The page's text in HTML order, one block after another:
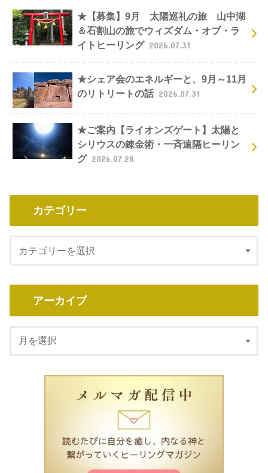
★【募集】9月 太陽巡礼の旅 山中湖
＆石割山の旅でウィズダム・オブ・ラ
イトヒーリング 2026.07.31
★シェア会のエネルギーと、9月～11月
のリトリートの話 2026.07.31
★ご案内【ライオンズゲート】太陽と
シリウスの錬金術・一斉遠隔ヒーリン
グ 2026.07.28
カテゴリー
アーカイブ